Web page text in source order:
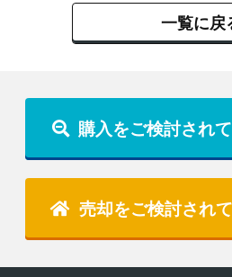
一覧に戻
購入をご検討され
売却をご検討され